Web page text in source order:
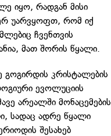
იყო, რადგან მისი
უარვყოფთ, რომ იქ
ჩვენთვის
მათ შორის წყალი.
გოგირდის კრისტალების
ევოლუციის
არეალში მონაცემების
სადაც ადრე წყალი
შესახებ